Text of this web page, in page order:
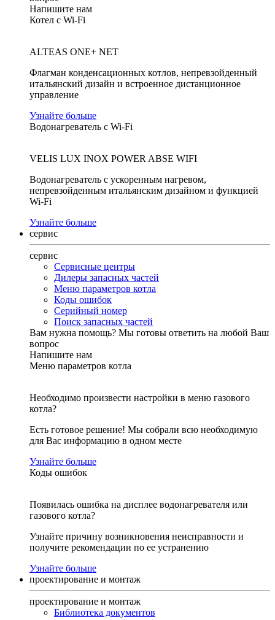
Напишите нам
Котел с Wi-Fi
ALTEAS ONE+ NET
Флагман конденсационных котлов, непревзойденный
итальянский дизайн и встроенное дистанционное
управление
Узнайте больше
Водонагреватель с Wi-Fi
VELIS LUX INOX POWER ABSE WIFI
Водонагреватель с ускоренным нагревом,
непревзойденным итальянским дизайном и функцией
Wi-Fi
Узнайте больше
сервис
сервис
Сервисные центры
Дилеры запасных частей
Меню параметров котла
Коды ошибок
Серийный номер
Поиск запасных частей
Вам нужна помощь? Мы готовы ответить на любой Ваш
вопрос
Напишите нам
Меню параметров котла
Необходимо произвести настройки в меню газового
котла?
Есть готовое решение! Мы собрали всю необходимую
для Вас информацию в одном месте
Узнайте больше
Коды ошибок
Появилась ошибка на дисплее водонагревателя или
газового котла?
Узнайте причину возникновения неисправности и
получите рекомендации по ее устранению
Узнайте больше
проектирование и монтаж
проектирование и монтаж
Библиотека документов